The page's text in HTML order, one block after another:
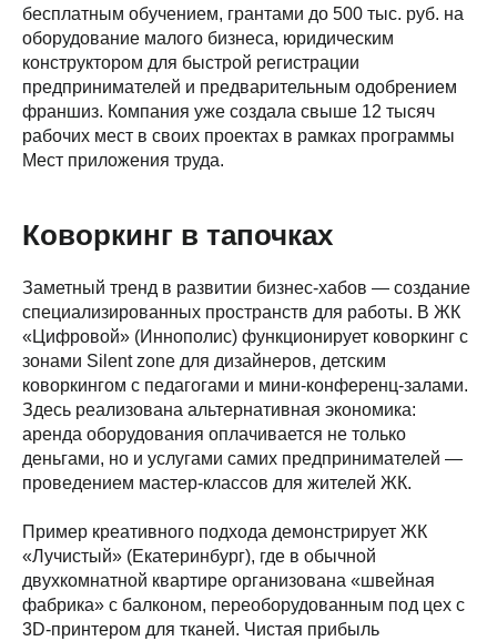
бесплатным обучением, грантами до 500 тыс. руб. на
оборудование малого бизнеса, юридическим
конструктором для быстрой регистрации
предпринимателей и предварительным одобрением
франшиз. Компания уже создала свыше 12 тысяч
рабочих мест в своих проектах в рамках программы
Мест приложения труда.
Коворкинг в тапочках
Заметный тренд в развитии бизнес-хабов — создание
специализированных пространств для работы. В ЖК
«Цифровой» (Иннополис) функционирует коворкинг с
зонами Silent zone для дизайнеров, детским
коворкингом с педагогами и мини-конференц-залами.
Здесь реализована альтернативная экономика:
аренда оборудования оплачивается не только
деньгами, но и услугами самих предпринимателей —
проведением мастер-классов для жителей ЖК.
Пример креативного подхода демонстрирует ЖК
«Лучистый» (Екатеринбург), где в обычной
двухкомнатной квартире организована «швейная
фабрика» с балконом, переоборудованным под цех с
3D-принтером для тканей. Чистая прибыль